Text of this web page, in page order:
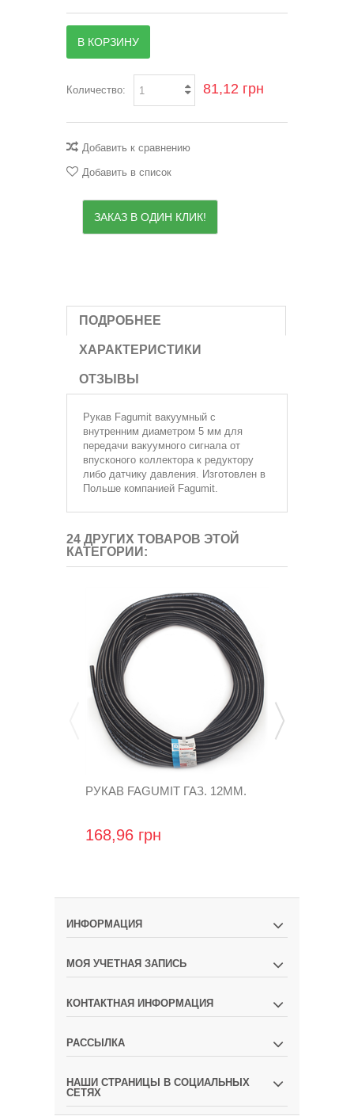
В КОРЗИНУ
Количество: 81,12 грн
Добавить к сравнению
Добавить в список
ЗАКАЗ В ОДИН КЛИК!
ПОДРОБНЕЕ
ХАРАКТЕРИСТИКИ
ОТЗЫВЫ
Рукав Fagumit вакуумный с
внутренним диаметром 5 мм для
передачи вакуумного сигнала от
впусконого коллектора к редуктору
либо датчику давления. Изготовлен в
Польше компанией Fagumit.
24 ДРУГИХ ТОВАРОВ ЭТОЙ
КАТЕГОРИИ:
РУКАВ FAGUMIT ГАЗ. 12ММ.
168,96 грн
ИНФОРМАЦИЯ
МОЯ УЧЕТНАЯ ЗАПИСЬ
КОНТАКТНАЯ ИНФОРМАЦИЯ
РАССЫЛКА
НАШИ СТРАНИЦЫ В СОЦИАЛЬНЫХ
СЕТЯХ